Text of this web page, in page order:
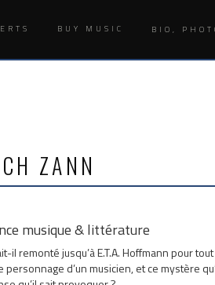
BUY MUSIC BIO,
ZANN
musique & littérature
il remonté jusqu’à E.T.A. Hoffmann pour tout
personnage d’un musicien, et ce mystère